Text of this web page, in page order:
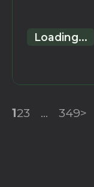
Loading...
123 ... 349>